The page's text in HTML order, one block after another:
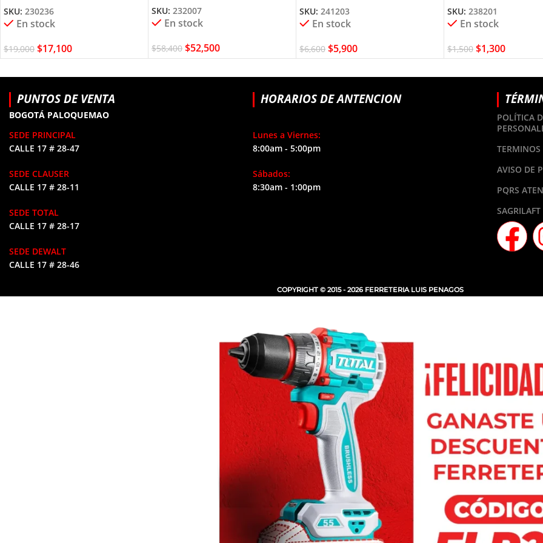
SKU: 230236
En stock
$19,000 $17,100
SKU: 232007
En stock
$58,400 $52,500
SKU: 241203
En stock
$6,600 $5,900
SKU: 238201
En stock
$1,500 $1,300
PUNTOS DE VENTA
BOGOTÁ PALOQUEMAO
SEDE PRINCIPAL
CALLE 17 # 28-47
SEDE CLAUSER
CALLE 17 # 28-11
SEDE TOTAL
CALLE 17 # 28-17
SEDE DEWALT
CALLE 17 # 28-46
HORARIOS DE ANTENCION
Lunes a Viernes:
8:00am - 5:00pm
Sábados:
8:30am - 1:00pm
POLÍTICA
TERMINOS
AVISO DE
PQRS
SAGRILAFT
COPYRIGHT © 2015 - 2026 FERRETERIA LUIS PENAGOS